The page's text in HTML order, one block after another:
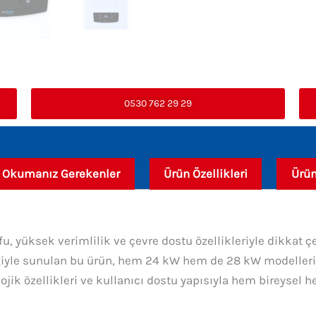
0530 762 29 29
Gerekenler Ürün Özellikleri
yüksek verimlilik ve çevre dostu özellikleriyle dikkat
sunulan bu ürün, hem 24 kW hem de 28 kW
özellikleri ve kullanıcı dostu yapısıyla hem bireysel